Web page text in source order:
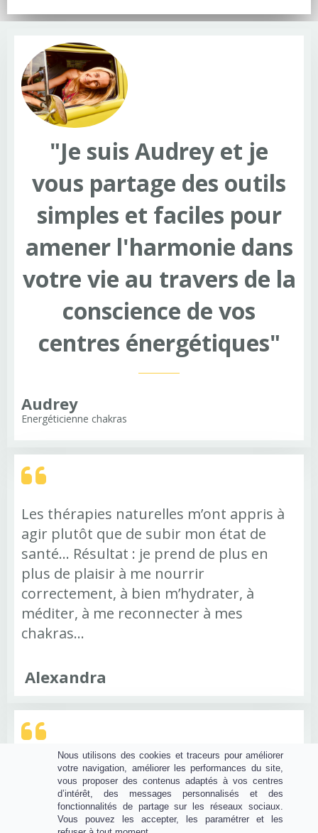
"Je suis Audrey et je
vous partage des outils
simples et faciles pour
amener l'harmonie dans
votre vie au travers de la
conscience de vos
centres énergétiques"
Audrey
Energéticienne chakras
Les thérapies naturelles m’ont appris à
agir plutôt que de subir mon état de
santé... Résultat : je prend de plus en
plus de plaisir à me nourrir
correctement, à bien m’hydrater, à
méditer, à me reconnecter à mes
chakras...
Alexandra
Juste merveilleux , apaisant et planant .
le lâcher prise est présent , le bien-être
est au creux de nos mains, je me sens
Nous utilisons des cookies et traceurs pour améliorer
votre navigation, améliorer les performances du site,
vous proposer des contenus adaptés à vos centres
d’intérêt, des messages personnalisés et des
fonctionnalités de partage sur les réseaux sociaux.
Vous pouvez les accepter, les paramétrer et les